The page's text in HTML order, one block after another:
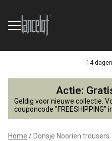
14
Donsje
Noorien
trousers
Actie:
Geldig voor nieuwe collectie.
couponcode "FREESHIPPING"
Home Donsje Noorien trousers